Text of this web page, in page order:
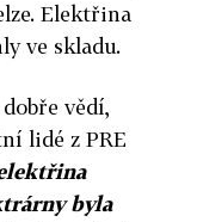
Elektřina
ve skladu.
vědí,
lidé z PRE
byla